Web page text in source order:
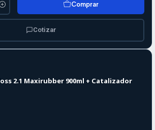
Comprar
Cotizar
2.1 Maxirubber 900ml + Catalizador